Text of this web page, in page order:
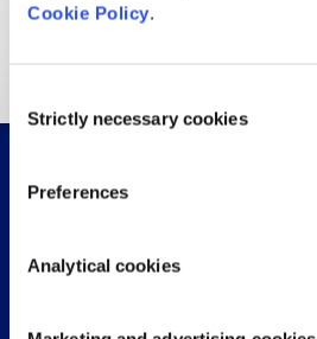
Cookie Policy.
Selection
Strictly necessary cookies
Preferences
Analytical cookies